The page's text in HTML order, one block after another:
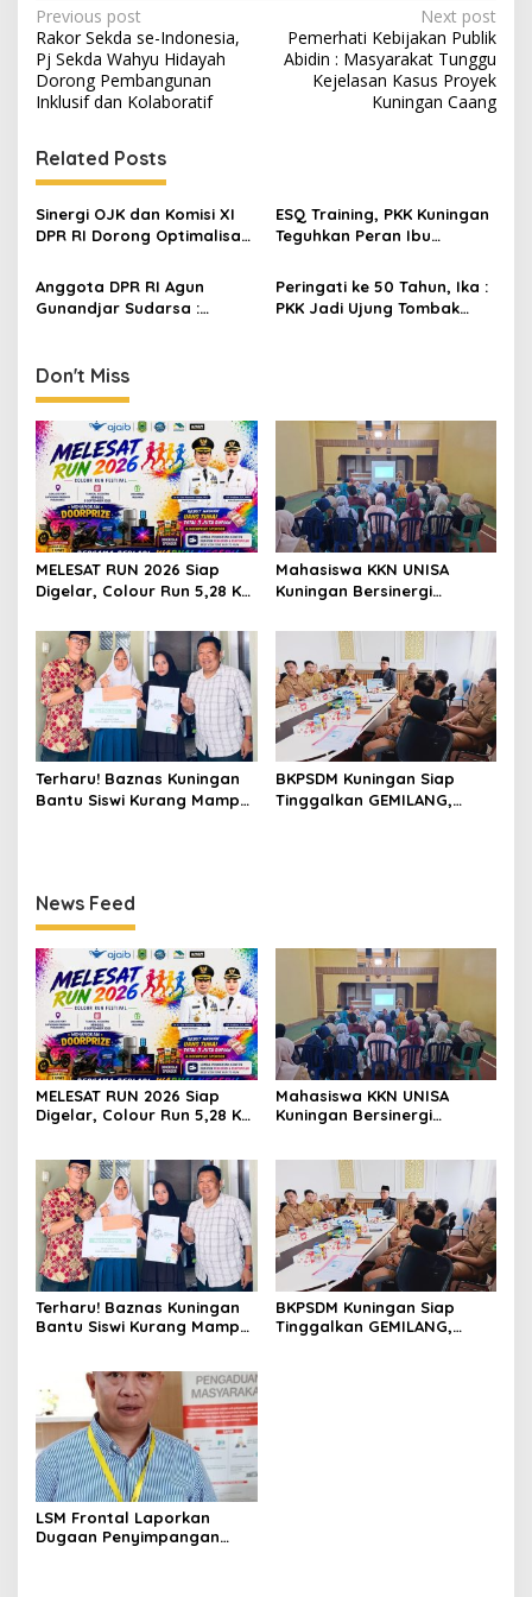
Post
navigation
Previous post
Rakor Sekda se-Indonesia,
Pj Sekda Wahyu Hidayah
Dorong Pembangunan
Inklusif dan Kolaboratif
Next post
Pemerhati Kebijakan Publik
Abidin : Masyarakat Tunggu
Kejelasan Kasus Proyek
Kuningan Caang
Related Posts
Sinergi OJK dan Komisi XI
DPR RI Dorong Optimalisasi
ESQ Training, PKK Kuningan
Teguhkan Peran Ibu
Layar
Anggota DPR RI Agun
Gunandjar Sudarsa :
Miliki Rekening
Peringati ke 50 Tahun, Ika :
PKK Jadi Ujung Tombak
Don't Miss
MELESAT RUN 2026 Siap
Digelar, Colour Run 5,28 Km
dan Promosi Kuningan
Mahasiswa KKN UNISA
Kuningan Bersinergi
Puskesmas, Fokus Edukasi
ASI, Cegah Stunting hingga
Perawatan Lansia
Terharu! Baznas Kuningan
Bantu Siswi Kurang Mampu
BKPSDM Kuningan Siap
Tinggalkan GEMILANG,
News Feed
MELESAT RUN 2026 Siap
Digelar, Colour Run 5,28 Km
Mahasiswa KKN UNISA
Kuningan Bersinergi
ASI, Cegah Stunting hingga
Perawatan Lansia
Terharu! Baznas Kuningan
Bantu Siswi Kurang Mampu
Pernah Padam
BKPSDM Kuningan Siap
Tinggalkan GEMILANG,
LSM Frontal Laporkan
Dugaan Penyimpangan